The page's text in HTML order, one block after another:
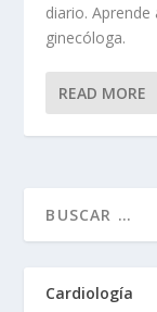
diario.
ginecóloga.
READ MORE
Cardiología